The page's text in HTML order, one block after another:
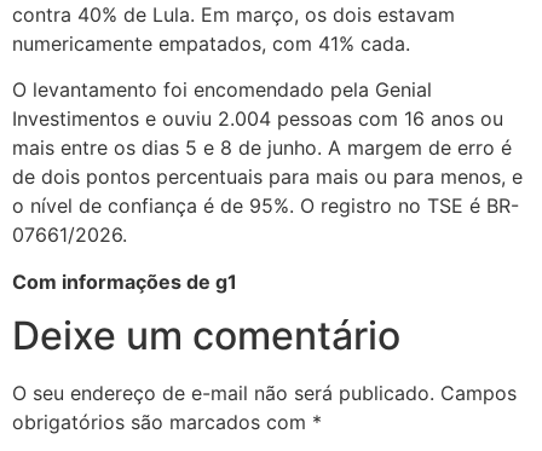
contra 40% de Lula. Em março, os dois estavam
numericamente empatados, com 41% cada.
O levantamento foi encomendado pela Genial
Investimentos e ouviu 2.004 pessoas com 16 anos ou
mais entre os dias 5 e 8 de junho. A margem de erro é
de dois pontos percentuais para mais ou para menos, e
o nível de confiança é de 95%. O registro no TSE é BR-
07661/2026.
Com informações de g1
Deixe um comentário
O seu endereço de e-mail não será publicado. Campos
obrigatórios são marcados com *